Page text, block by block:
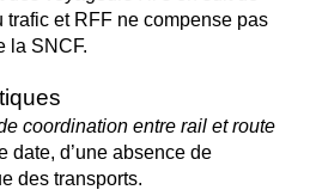
trafic et RFF ne compense pas
la SNCF.
coordination entre rail et route
date, d’une absence de
des transports.